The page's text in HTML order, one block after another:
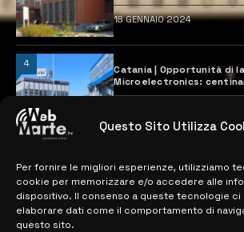
Questo Sito Utilizza
Per fornire le migliori esperienze, utilizziamo
cookie per memorizzare e/o accedere alle
dispositivo. Il consenso a queste tecnologie
elaborare dati come il comportamento di
questo sito.
18 GENNAIO 2024
4
Catania | Opportunità di
Microelectronics:
previste
MAPPA DEL SITO
> NOTIZIE